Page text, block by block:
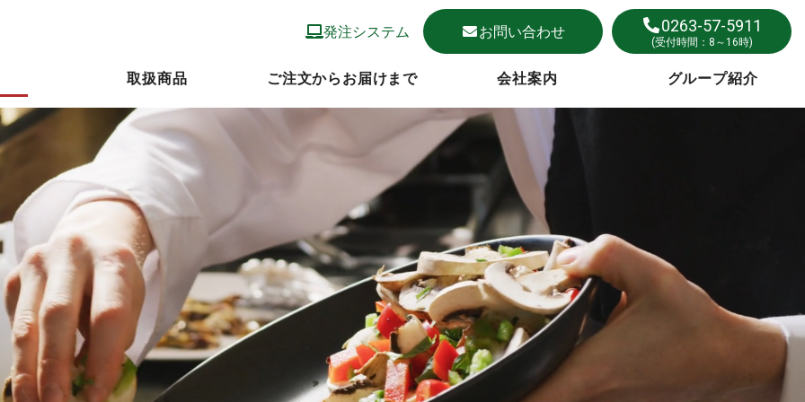
発注システム お問い合わせ 0263-57-5911
(受付時間：8～16時)
取扱商品 ご注文からお届けまで 会社案内 グループ紹介